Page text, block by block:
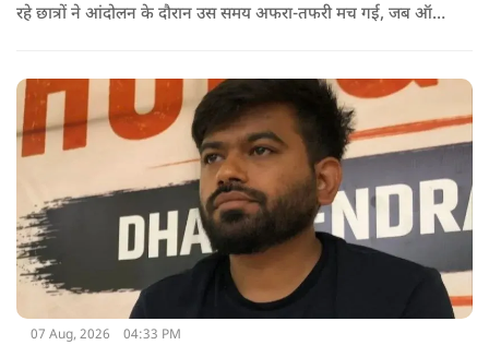
रहे छात्रों ने आंदोलन के दौरान उस समय अफरा-तफरी मच गई, जब ऑल
07 Aug, 2026 04:33 PM